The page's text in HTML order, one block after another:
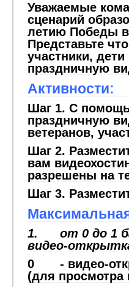
Уважаемые
сценарий
летию Победы в
Представьте
участники,
праздничную
Активности:
Шаг 1. С
праздничную
ветеранов,
Шаг 2.
вам
разрешены на
Шаг 3.
1. от 0 до 1
видео-
0 - видео-
(для просмотра